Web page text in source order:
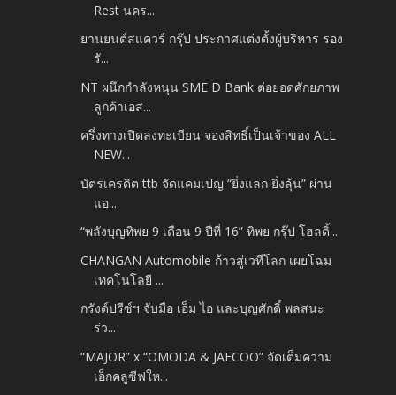
Rest นคร...
ยานยนต์สแควร์ กรุ๊ป ประกาศแต่งตั้งผู้บริหาร รอง
รั...
NT ผนึกกำลังหนุน SME D Bank ต่อยอดศักยภาพ
ลูกค้าเอส...
ครึ่งทางเปิดลงทะเบียน จองสิทธิ์เป็นเจ้าของ ALL
NEW...
บัตรเครดิต ttb จัดแคมเปญ “ยิ่งแลก ยิ่งลุ้น” ผ่าน
แอ...
“พลังบุญทิพย 9 เดือน 9 ปีที่ 16” ทิพย กรุ๊ป โฮลดิ้...
CHANGAN Automobile ก้าวสู่เวทีโลก เผยโฉม
เทคโนโลยี ...
กรังด์ปรีซ์ฯ จับมือ เอ็ม ไอ และบุญศักดิ์ พลสนะ
ร่ว...
“MAJOR” x “OMODA & JAECOO” จัดเต็มความ
เอ็กคลูซีฟให...